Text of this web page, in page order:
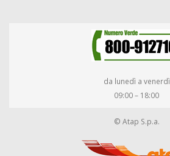
da lunedì a venerdì
09:00 – 18:00
© Atap S.p.a.